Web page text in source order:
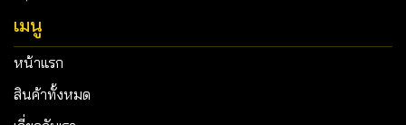
เมนู
หน้าแรก
สินค้าทั้งหมด